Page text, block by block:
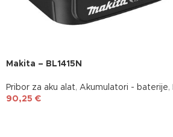
Makita – BL1415N
Pribor za aku alat, Akumulatori - baterije,
90,25 €